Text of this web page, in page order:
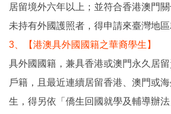
居留境外六年以上；並符合香港澳門
未持有外國護照者，得申請來臺灣地區
3、【港澳具外國國籍之華裔學生】
具外國國籍，兼具香港或澳門永久居
戶籍，且最近連續居留香港、澳門或
生，得另依「僑生回國就學及輔導辦